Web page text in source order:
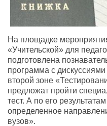
На площадке
«Учительской» для
подготовлена
программа с
второй зоне
предложат пройти
тест. А по его
определенное
вузов».